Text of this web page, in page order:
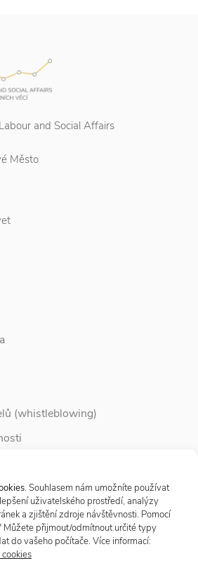
. Souhlasem nám umožníte používat
uživatelského prostředí, analýzy
a zjištění zdroje návštěvnosti. Pomocí
Můžete přijmout/odmítnout určité typy
do vašeho počítače. Více informací:
and Social Affairs
Město
(whistleblowing)